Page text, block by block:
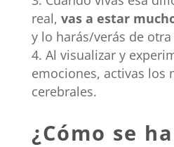
real, vas a estar
y lo harás/verás de
Al visualizar y
emociones, activas los
cerebrales.
¿Cómo se